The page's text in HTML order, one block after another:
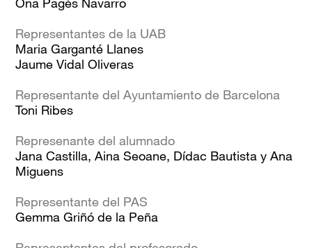
Representantes de la UAB
Maria Garganté Llanes
Jaume Vidal Oliveras
Representante del Ayuntamiento de Barcelona
Toni Ribes
Represenante del alumnado
Jana Castilla, Aina Seoane, Dídac Bautista y Ana
Miguens
Representante del PAS
Gemma Griñó de la Peña